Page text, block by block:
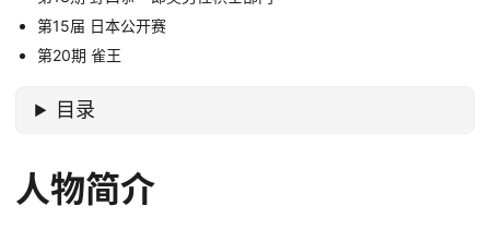
第15届 日本公开赛
第20期 雀王
目录
人物简介